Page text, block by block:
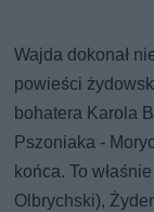
Wajda dokonał
powieści
bohatera Karola
Pszoniaka -
końca. To
Olbrychski),